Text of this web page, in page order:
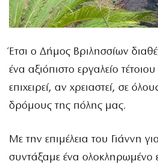
Έτσι ο Δήμος Βριλησσίων
ένα αξιόπιστο εργαλείο
επιχειρεί, αν χρειαστεί, σε
δρόμους της πόλης μας.
Με την επιμέλεια του Γιάννη
συντάξαμε ένα ολοκληρωμένο